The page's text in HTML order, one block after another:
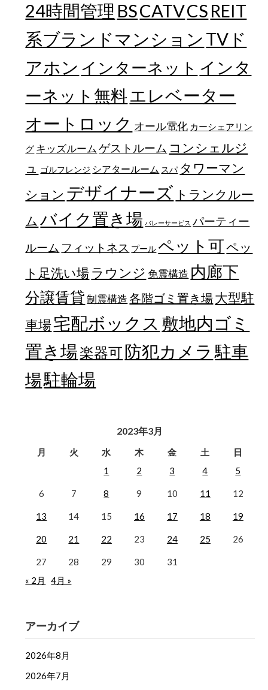
24時間管理 BSCATVCS REIT
系ブランドマンション TVド
アホン インターネット インタ
ーネット無料エレベーター
オートロック オール電化 カーシェアリン
グ キッズルーム ゲストルーム コンシェルジ
ュ
ゴルフレンジ シアタールーム スパ タワーマン
ション デザイナーズ トランクルー
ム バイク置き場 バレーサービス パーティー
ルーム フィットネス プール ペット可ペッ
ト足洗い場 ラウンジ 免震構造 内廊下
分譲賃貸 制震構造 各階ゴミ置き場大型駐
車場宅配ボックス 敷地内ゴミ
置き場楽器可防犯カメラ 駐車
場駐輪場
2023年3月
月 火 水 木 金 土
日
1
2 3 4 5
6 7 8 9 10 11 12
13 14 15 16 17 18 19
20 21 22 23 24 25 26
27 28 29 30
31
« 2月
4月 »
アーカイブ
2026年8月
2026年7月